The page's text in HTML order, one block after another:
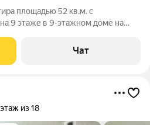
площадью 52 кв.м. с
9 этаже в 9-этажном доме на
по
Чат
из 18